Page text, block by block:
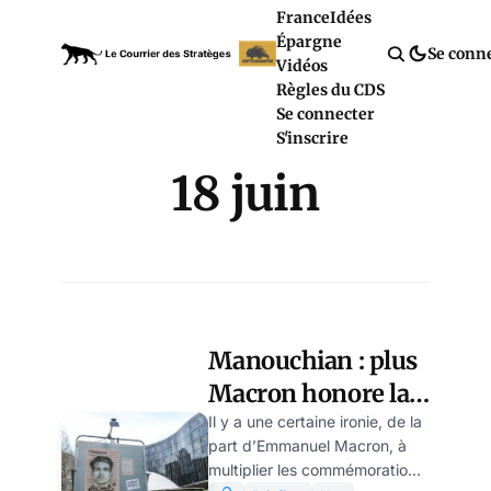
FranceIdées
Épargne
Vidéos
Règles du CDS
Se connecter
S'inscrire
Se
18 juin
Manouchian : plus
Macron honore la
résistance, moins il
la tolère
Il y a une certaine ironie, de la
part d’Emmanuel Macron, à
multiplier les commémorations